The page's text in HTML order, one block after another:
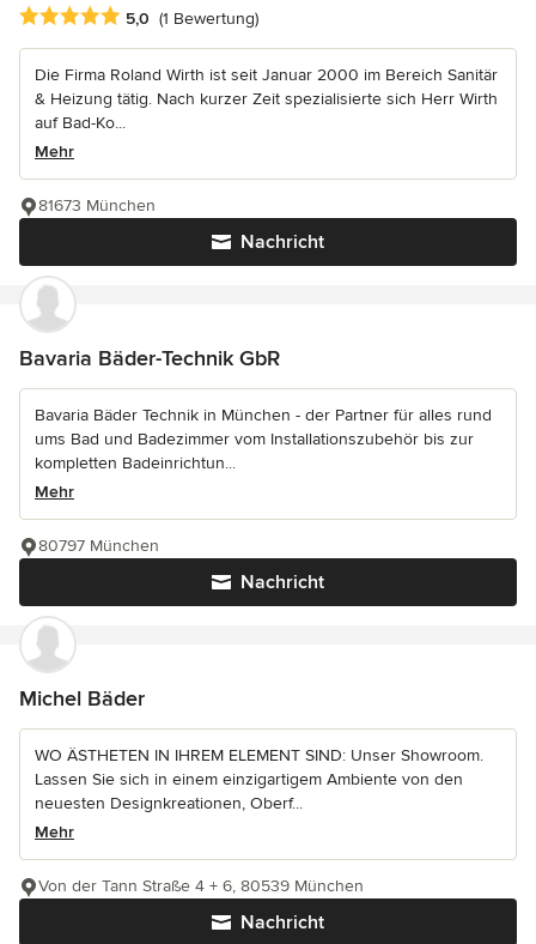
Durchschnittliche Bewertung: 5 von 5 Sternen
5,0 (1 Bewertung)
Die Firma Roland Wirth ist seit Januar 2000 im Bereich Sanitär
& Heizung tätig. Nach kurzer Zeit spezialisierte sich Herr Wirth
auf Bad-Ko...
Mehr
Nachricht
81673 München
Bavaria Bäder-Technik GbR
Bavaria Bäder Technik in München - der Partner für alles rund
ums Bad und Badezimmer vom Installationszubehör bis zur
kompletten Badeinrichtun...
Mehr
Nachricht
80797 München
Michel Bäder
WO ÄSTHETEN IN IHREM ELEMENT SIND: Unser Showroom.
Lassen Sie sich in einem einzigartigem Ambiente von den
neuesten Designkreationen, Oberf...
Mehr
Nachricht
Von der Tann Straße 4 + 6, 80539 München